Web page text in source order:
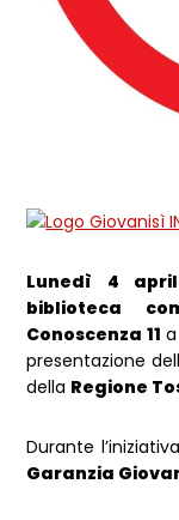
Lunedì 4
biblioteca
Conoscenza 11 a
presentazione
della Regione
Durante
Garanzia